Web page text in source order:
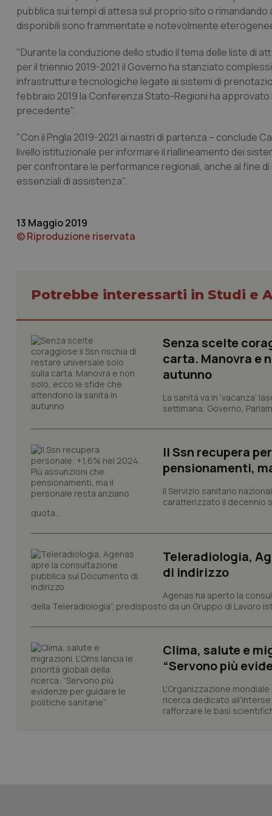
pubblica sui tempi di attesa sul proprio sito o
disponibili sono frammentate e notevolmente
"Durante la conduzione dello studio il tema delle liste di
per il triennio 2019-2021 il Governo ha stanziato
infrastrutture tecnologiche legate ai sistemi di
febbraio 2019 la Conferenza Stato-Regioni ha
precedente".
"Con il Pngla 2019-2021 ai nastri di partenza – conclude
livello istituzionale per informare il riallineamento dei
per confrontare le performance regionali, anche al fine
essenziali di assistenza".
13 Maggio 2019
© Riproduzione riservata
Potrebbe interessarti in Studi e
Senza scelte
carta. Manovra e
autunno
La sanità va in ‘vacanza’
settimana, Governo,
Il Ssn recupera
pensionamenti,
Il Servizio sanitario
caratterizzato il decennio
quota...
Teleradiologia,
di indirizzo
Agenas ha aperto la
della Teleradiologia”, predisposto da un Gruppo di Lavoro
Clima, salute e
“Servono più
L'Organizzazione
ricerca dedicato
rafforzare le basi
I cookie necessari
e l'accesso alle
_ga_KM60CM4NPH
__Secure-YNID
__Secure-
tracking-sites-
ironfish-tracking-